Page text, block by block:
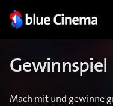
Gewinnspiel
Mach mit und gewinne